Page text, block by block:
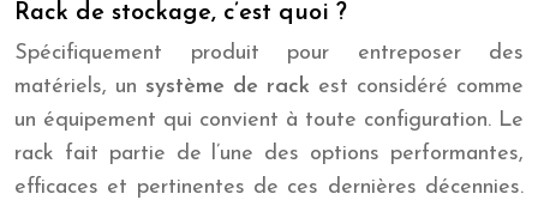
Rack de stockage, c’est quoi ?
Spécifiquement produit pour entreposer des
matériels, un système de rack est considéré comme
un équipement qui convient à toute configuration. Le
rack fait partie de l’une des options performantes,
efficaces et pertinentes de ces dernières décennies.